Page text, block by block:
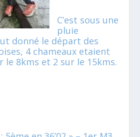
C’est sous une
pluie
donné le départ des
4 chameaux etaient
le 8kms et 2 sur le 15kms.